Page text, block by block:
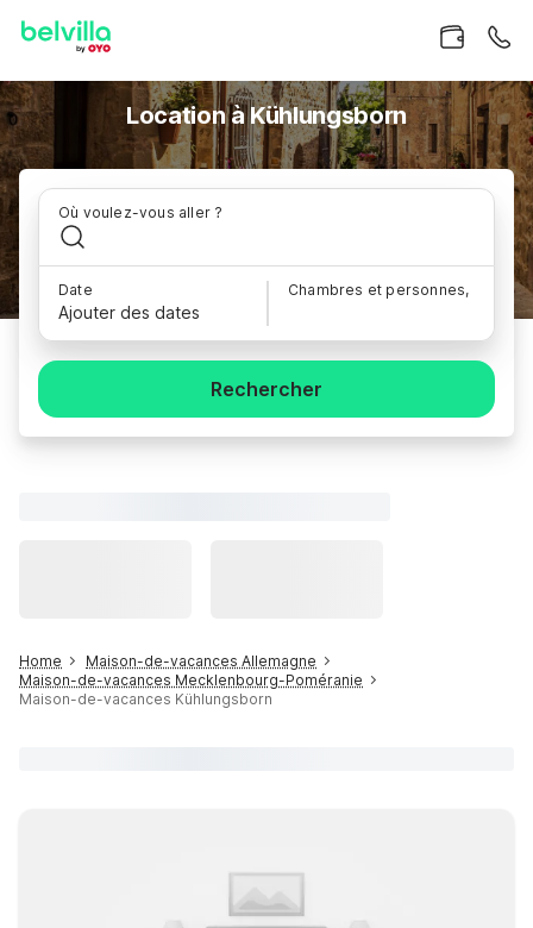
Location à Kühlungsborn
Où voulez-vous aller ?
Date
Ajouter des dates
Chambres et personnes,
Rechercher
Home
Maison-de-vacances Allemagne
Maison-de-vacances Mecklenbourg-Poméranie
Maison-de-vacances Kühlungsborn